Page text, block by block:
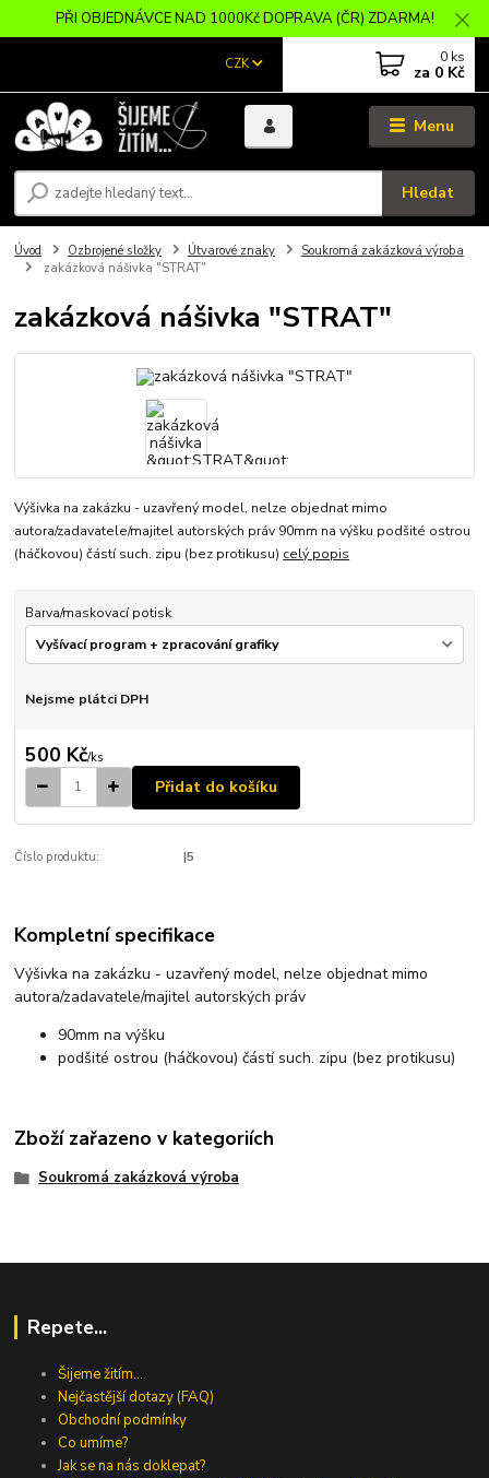
PŘI OBJEDNÁVCE NAD 1000Kč DOPRAVA (ČR) ZDARMA!
Menu
CZK
Hledat
0 ks
za 0 Kč
Úvod Ozbrojené složky Útvarové znaky
Soukromá zakázková výroba
zakázková nášivka "STRAT"
zakázková nášivka "STRAT"
Výšivka na zakázku - uzavřený model, nelze objednat mimo
autora/zadavatele/majitel autorských práv 90mm na výšku podšité ostrou
(háčkovou) částí such. zipu (bez protikusu) celý popis
Barva/maskovací potisk
Nejsme plátci DPH
500 Kč/ks
Přidat do košíku
Číslo produktu: |5
Kompletní specifikace
Výšivka na zakázku - uzavřený model, nelze objednat mimo
autora/zadavatele/majitel autorských práv
90mm na výšku
podšité ostrou (háčkovou) částí such. zipu (bez protikusu)
Zboží zařazeno v kategoriích
Soukromá zakázková výroba
Repete...
Šijeme žitím...
Nejčastější dotazy (FAQ)
Obchodní podmínky
Co umíme?
Jak se na nás doklepat?